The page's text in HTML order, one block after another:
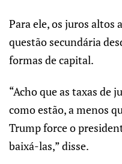
Para ele, os juros altos
questão secundária
formas de capital.
“Acho que as taxas de
como estão, a menos
Trump force o
baixá-las,” disse.